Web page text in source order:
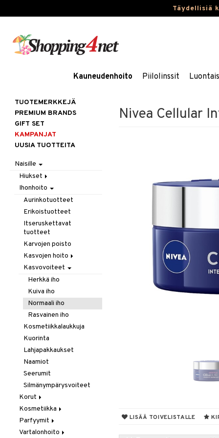
Täydellisiä
Kauneudenhoito Piilolinssit
Nivea Cellular
LISÄÄ TOIVELISTALLE
TUOTEMERKKEJÄ
PREMIUM BRANDS
GIFT SET
KAMPANJAT
UUSIA TUOTTEITA
Naisille
Hiukset
Gift Set
Harjat / Kammat
Hiuskuurit
Hiustenlähtö
Hiusväri
Hoitoaineet
Koristeita
Kuivashamppoo
Leave-in hoitoaine
Muotoilu
Hiussuihkeet
Kiharat
Kiilto & Antifrizz
Lämpösuojat
Tuuheuttavat tuotteet
Vaha & Geeli
Sähkölaitteet
Sampoot
Tehohoitoa
Ihonhoito
Aurinkotuotteet
Erikoistuotteet
Itseruskettavat
tuotteet
Karvojen poisto
Kasvojen hoito
Kasvovesi
Puhdistus
Silmämeikinpoisto
Kasvovoiteet
Herkkä iho
Kuiva iho
Normaali iho
Rasvainen iho
Kosmetiikkalaukkuja
Kuorinta
Lahjapakkaukset
Naamiot
Seerumit
Silmänympärysvoiteet
Korut
Kaulakorut
Korvakorut
Rannekorut
Kosmetiikka
Gift Set
Huulet
Parfyymit
Eau de cologne
Vartalonhoito